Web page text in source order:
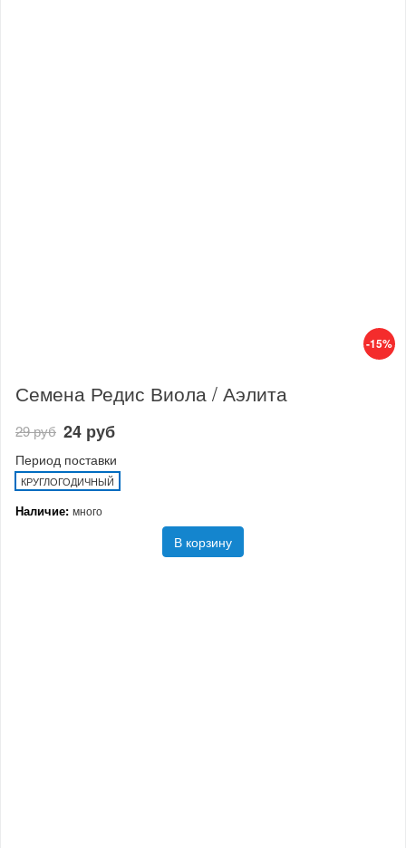
-15%
Семена Редис Виола / Аэлита
29 руб 24 руб
Период поставки
КРУГЛОГОДИЧНЫЙ
Наличие: много
В корзину